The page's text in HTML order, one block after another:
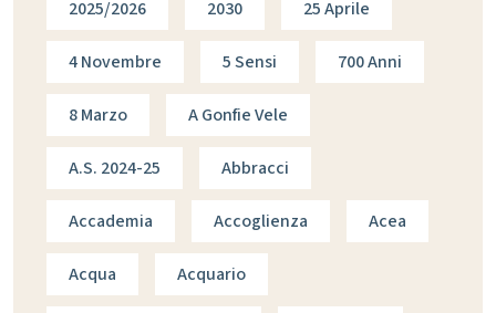
2025/2026 2030 25 Aprile
4 Novembre 5 Sensi 700 Anni
8 Marzo A Gonfie Vele
A.s. 2024-25 Abbracci
Accademia Accoglienza Acea
Acqua Acquario